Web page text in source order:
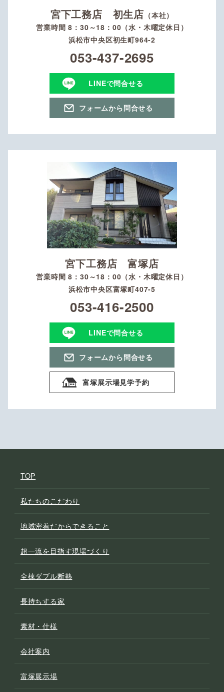
宮下工務店 初生店 （本社）
営業時間 8：30～18：00（水・木曜定休日）
浜松市中央区初生町964-2
053-437-2695
LINEで問合せる
フォームから問合せる
宮下工務店 富塚店
営業時間 8：30～18：00（水・木曜定休日）
浜松市中央区富塚町407-5
053-416-2500
LINEで問合せる
フォームから問合せる
富塚展示場見学予約
TOP
私たちのこだわり
地域密着だからできること
超一流を目指す現場づくり
全棟ダブル断熱
長持ちする家
素材・仕様
会社案内
富塚展示場